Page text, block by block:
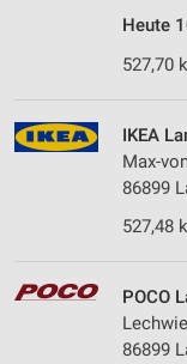
Heute
527,70
IKEA
Max-
86899
527,48
POCO
86899